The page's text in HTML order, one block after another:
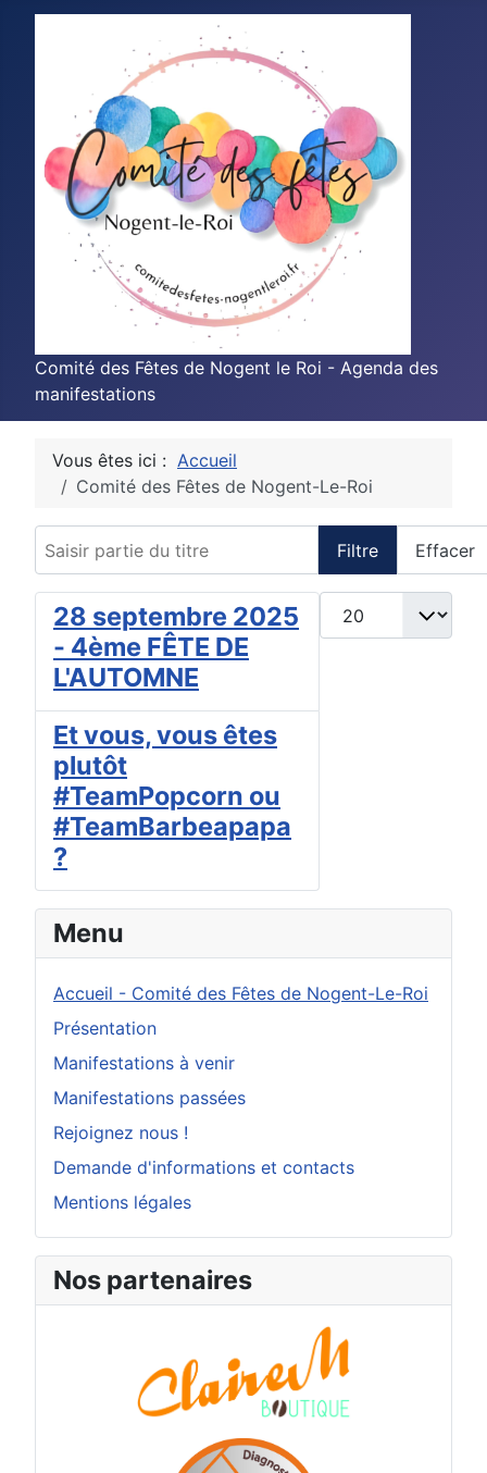
Comité des Fêtes de Nogent le Roi - Agenda des
manifestations
Menu
Accueil - Comité des Fêtes de Nogent-Le-Roi
Présentation
Manifestations à venir
Manifestations passées
Rejoignez nous !
Demande d'informations et contacts
Mentions légales
Nos partenaires
Vous êtes ici : Accueil
Comité des Fêtes de Nogent-Le-Roi
Filtre Effacer
Afficher #
28 septembre 2025
- 4ème FÊTE DE
L'AUTOMNE
Et vous, vous êtes
plutôt
#TeamPopcorn ou
#TeamBarbeapapa
?